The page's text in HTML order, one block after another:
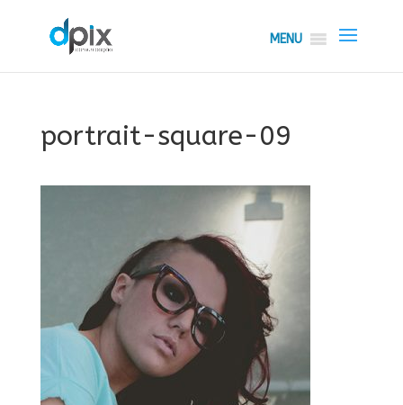
MENU
portrait-square-09